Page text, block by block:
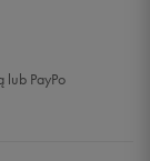
lub PayPo